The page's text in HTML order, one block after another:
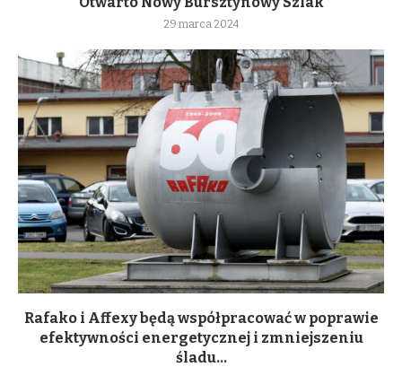
29 marca 2024
Rafako i Affexy będą współpracować w poprawie
efektywności energetycznej i zmniejszeniu
śladu...